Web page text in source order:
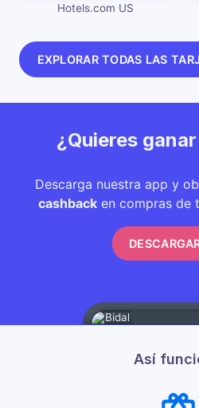
Hotels.com US
EXPLORAR TODAS LAS
¿Quieres
Descarga nuestra app y
cashback en compras de
Así